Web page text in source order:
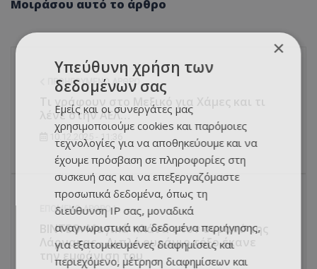
Μοιράσου αυτό το άρθρο
ΠΡΟΗΓΟΎΜΕΝΟ ΆΡΘΡΟ
Τι γράφουν στο Μεξικό για Χάμες και τι
λένε στην ΑΕΛ…
10.12.2025 - 11:36
ΕΠΌΜΕΝΟ ΆΡΘΡΟ
BINTEO: Μαγικά πλάνα στον ουρανό της
Λάρνακας - Διπλό ουράνιο τόξο έκανε
την εμφάνιση του
×
Υπεύθυνη χρήση των
δεδομένων σας
Εμείς και οι συνεργάτες μας
χρησιμοποιούμε cookies και παρόμοιες
τεχνολογίες για να αποθηκεύουμε και να
έχουμε πρόσβαση σε πληροφορίες στη
συσκευή σας και να επεξεργαζόμαστε
προσωπικά δεδομένα, όπως τη
διεύθυνση IP σας, μοναδικά
αναγνωριστικά και δεδομένα περιήγησης,
για εξατομικευμένες διαφημίσεις και
περιεχόμενο, μέτρηση διαφημίσεων και